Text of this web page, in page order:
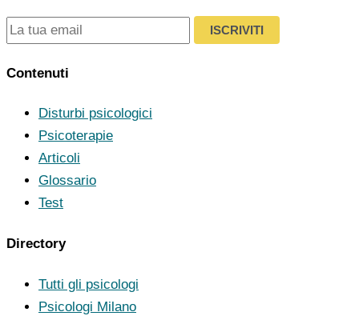
ISCRIVITI
Contenuti
Disturbi psicologici
Psicoterapie
Articoli
Glossario
Test
Directory
Tutti gli psicologi
Psicologi Milano